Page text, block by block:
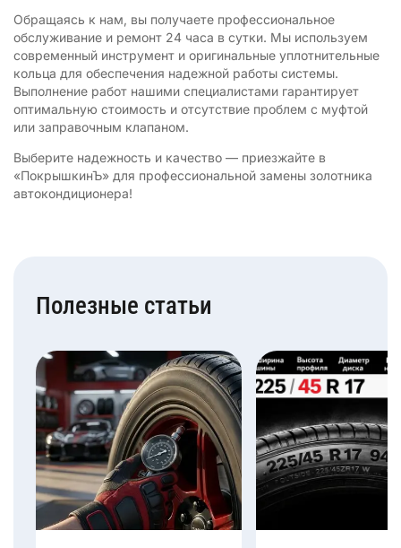
Обращаясь к нам, вы получаете профессиональное
обслуживание и ремонт 24 часа в сутки. Мы используем
современный инструмент и оригинальные уплотнительные
кольца для обеспечения надежной работы системы.
Выполнение работ нашими специалистами гарантирует
оптимальную стоимость и отсутствие проблем с муфтой
или заправочным клапаном.
Выберите надежность и качество — приезжайте в
«ПокрышкинЪ» для профессиональной замены золотника
автокондиционера!
Полезные статьи